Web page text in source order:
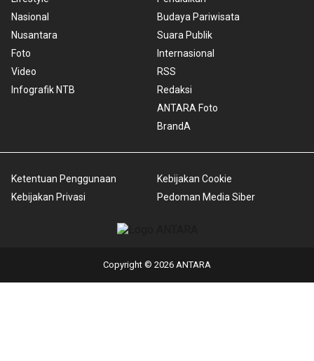
Nasional
Nusantara
Foto
Video
Infografik NTB
Budaya Pariwisata
Suara Publik
Internasional
RSS
Redaksi
ANTARA Foto
BrandA
Ketentuan Penggunaan
Kebijakan Privasi
Kebijakan Cookie
Pedoman Media Siber
Copyright © 2026 ANTARA